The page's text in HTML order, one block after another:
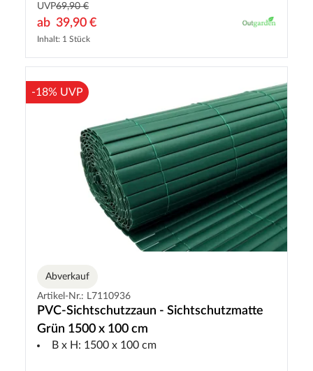
UVP69,90 €
ab 39,90 €
Inhalt: 1 Stück
-18% UVP
Abverkauf
Artikel-Nr.: L7110936
PVC-Sichtschutzzaun - Sichtschutzmatte
Grün 1500 x 100 cm
B x H: 1500 x 100 cm